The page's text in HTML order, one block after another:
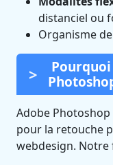
distanciel ou
Organisme
Adobe
pour la retouche
webdesign.